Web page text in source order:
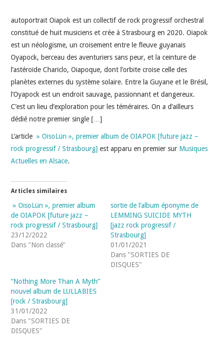
INDÉPENDANTS
DOKO
autoportrait Oiapok est un collectif de rock progressif orchestral
constitué de huit musiciens et crée à Strasbourg en 2020. Oiapok
est un néologisme, un croisement entre le fleuve guyanais
Oyapock, berceau des aventuriers sans peur, et la ceinture de
l’astéroïde Chariclo, Oiapoque, dont l’orbite croise celle des
planètes externes du système solaire. Entre la Guyane et le Brésil,
l’Oyapock est un endroit sauvage, passionnant et dangereux.
C’est un lieu d’exploration pour les téméraires. On a d’ailleurs
dédié notre premier single […]
L’article » OisoL​ü​n », premier album de OIAPOK [future jazz –
rock progressif / Strasbourg] est apparu en premier sur Musiques
Actuelles en Alsace.
Articles similaires
» OisoL​ü​n », premier album
de OIAPOK [future jazz –
rock progressif / Strasbourg]
23/12/2022
Dans "Non classé"
sortie de l’album éponyme de
LEMMING SUICIDE MYTH
[jazz rock progressif /
Strasbourg]
01/01/2021
Dans "SORTIES DE
DISQUES"
“Nothing More Than A Myth”
nouvel album de LULLABIES
[rock / Strasbourg]
31/01/2022
Dans "SORTIES DE
DISQUES"